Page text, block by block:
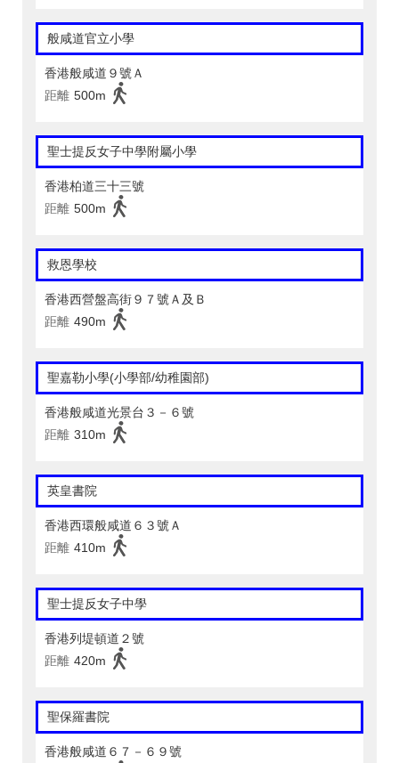
般咸道官立小學
香港般咸道９號Ａ
距離 500m
聖士提反女子中學附屬小學
香港柏道三十三號
距離 500m
救恩學校
香港西營盤高街９７號Ａ及Ｂ
距離 490m
聖嘉勒小學(小學部/幼稚園部)
香港般咸道光景台３－６號
距離 310m
英皇書院
香港西環般咸道６３號Ａ
距離 410m
聖士提反女子中學
香港列堤頓道２號
距離 420m
聖保羅書院
香港般咸道６７－６９號